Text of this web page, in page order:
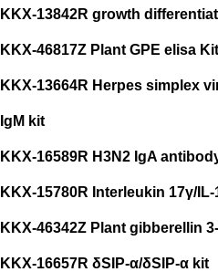
KKX-13842R growth
KKX-46817Z Plant GPE elisa Kit
KKX-13664R Herpes simplex
IgM kit
KKX-16589R H3N2 IgA
KKX-15780R Interleukin 17γ/
KKX-46342Z Plant gibberellin
KKX-16657R δSIP-α/δSIP-α kit